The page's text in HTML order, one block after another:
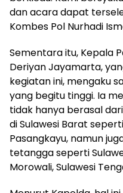
dan acara dapat
Kombes Pol Nurhadi
Sementara itu, Kepala
Deriyan Jayamarta,
kegiatan ini, mengaku
yang begitu tinggi. Ia
tidak hanya berasal
di Sulawesi Barat
Pasangkayu, namun
tetangga seperti
Morowali, Sulawesi